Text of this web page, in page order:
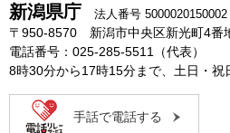
新潟県庁 法人番号 5000020150002
〒950-8570 新潟市中央区新光町4番
電話番号：025-285-5511（代表）
8時30分から17時15分まで、土日・祝
手話で電話する